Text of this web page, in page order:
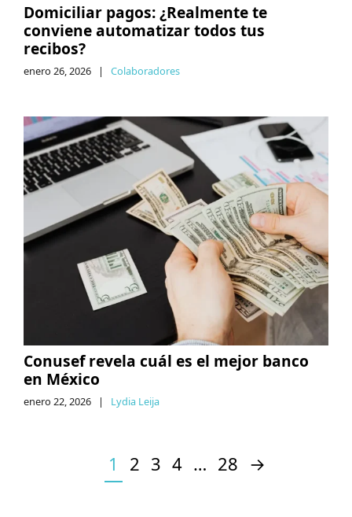
Domiciliar pagos: ¿Realmente te
conviene automatizar todos tus
recibos?
enero 26, 2026 | Colaboradores
Conusef revela cuál es el mejor banco
en México
enero 22, 2026 | Lydia Leija
1 2 3 4 … 28 →